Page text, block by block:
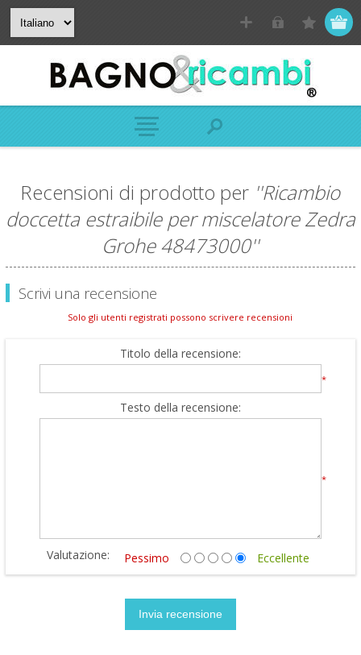
Recensioni di prodotto per Ricambio
doccetta estraibile per miscelatore Zedra
Grohe 48473000
Scrivi una recensione
Solo gli utenti registrati possono scrivere recensioni
Titolo della recensione:
*
Testo della recensione:
*
Valutazione: Pessimo Eccellente